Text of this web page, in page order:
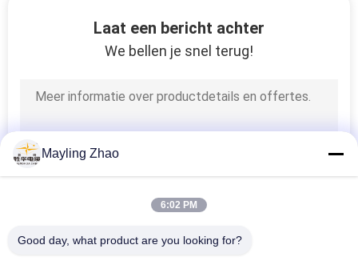
besturingskabels
Laat een bericht achter
We bellen je snel terug!
Mayling Zhao
6:02 PM
Good day, what product are you looking for?